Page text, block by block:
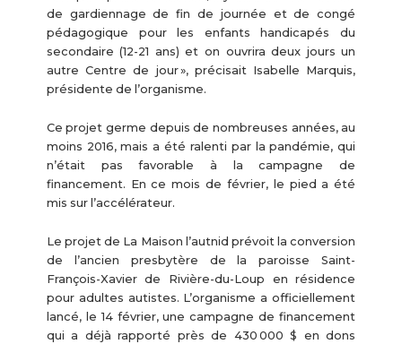
de gardiennage de fin de journée et de congé
pédagogique pour les enfants handicapés du
secondaire (12-21 ans) et on ouvrira deux jours un
autre Centre de jour », précisait Isabelle Marquis,
présidente de l’organisme.
Ce projet germe depuis de nombreuses années, au
moins 2016, mais a été ralenti par la pandémie, qui
n’était pas favorable à la campagne de
financement. En ce mois de février, le pied a été
mis sur l’accélérateur.
Le projet de La Maison l’autnid prévoit la conversion
de l’ancien presbytère de la paroisse Saint-
François-Xavier de Rivière-du-Loup en résidence
pour adultes autistes. L’organisme a officiellement
lancé, le 14 février, une campagne de financement
qui a déjà rapporté près de 430 000 $ en dons